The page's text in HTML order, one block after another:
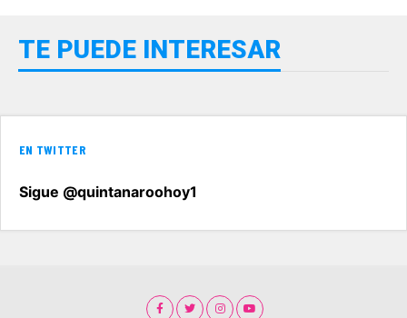
TE PUEDE INTERESAR
EN TWITTER
Sigue @quintanaroohoy1